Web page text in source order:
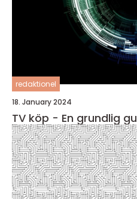
redaktionel
18. January 2024
TV köp - En grundlig